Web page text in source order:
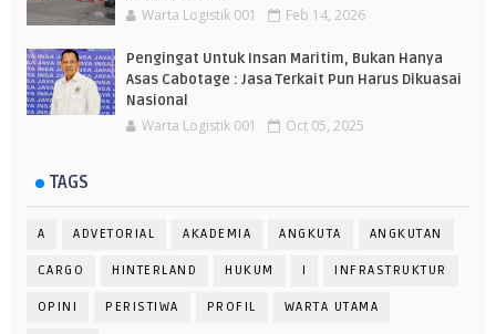
Warta Logistik 001 Feb 14, 2026
Pengingat Untuk Insan Maritim, Bukan Hanya
Asas Cabotage : Jasa Terkait Pun Harus Dikuasai
Nasional
Warta Logistik 001 Oct 05, 2025
TAGS
A ADVETORIAL AKADEMIA ANGKUTA ANGKUTAN
CARGO HINTERLAND HUKUM I INFRASTRUKTUR
OPINI PERISTIWA PROFIL WARTA UTAMA